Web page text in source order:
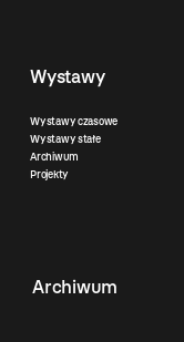
Wystawy
Wystawy czasowe
Wystawy stałe
Archiwum
Projekty
Archiwum